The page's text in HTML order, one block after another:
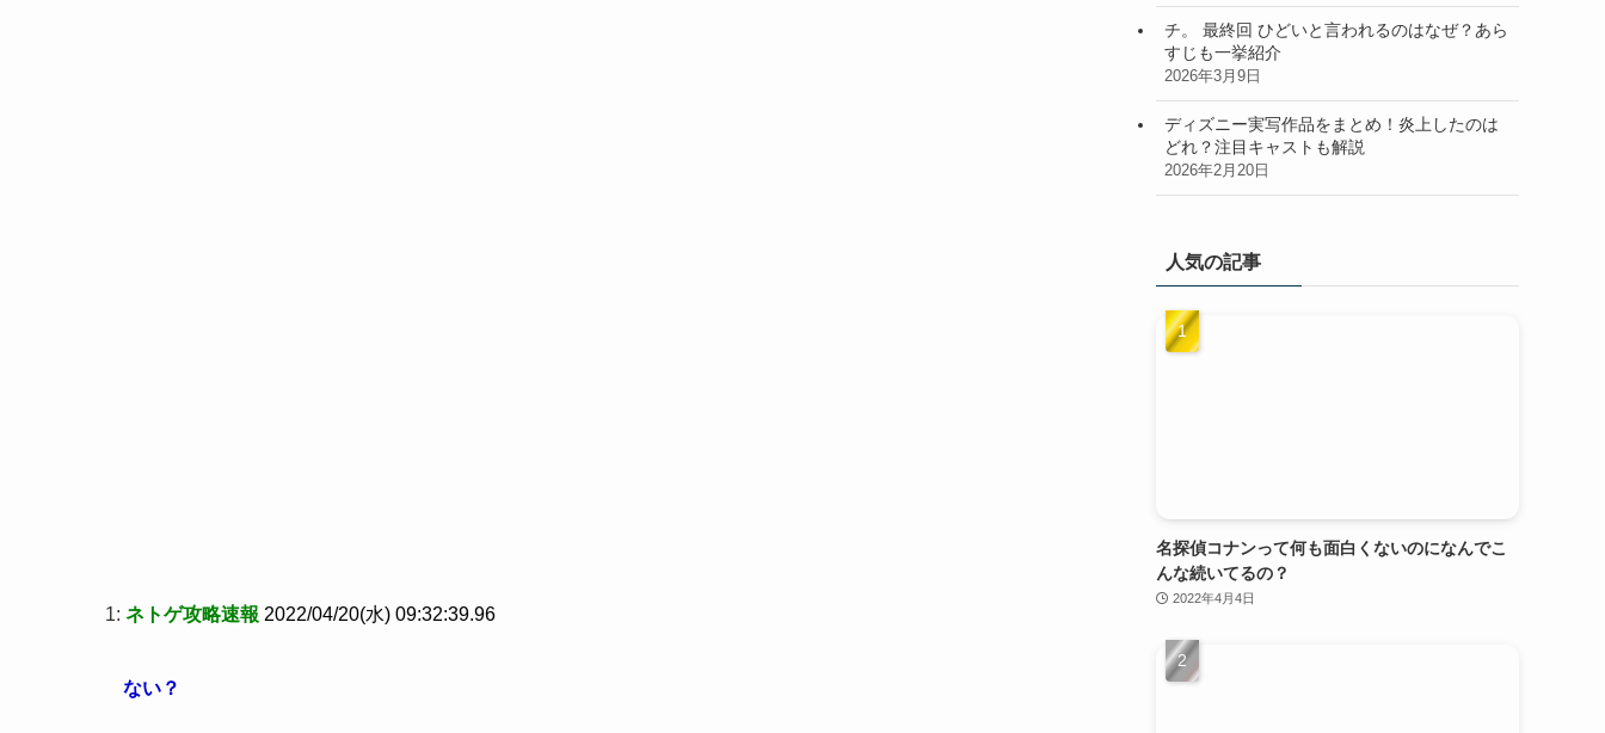
1: ネトゲ攻略速報 2022/04/20(水) 09:32:39.96
ない？
チ。 最終回 ひどいと言われるのはなぜ？あら
すじも一挙紹介
2026年3月9日
ディズニー実写作品をまとめ！炎上したのは
どれ？注目キャストも解説
2026年2月20日
人気の記事
名探偵コナンって何も面白くないのになんでこ
んな続いてるの？
2022年4月4日